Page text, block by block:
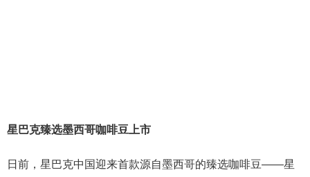
星巴克臻选墨西哥咖啡豆上市
日前，星巴克中国迎来首款源自墨西哥的臻选咖啡豆——星